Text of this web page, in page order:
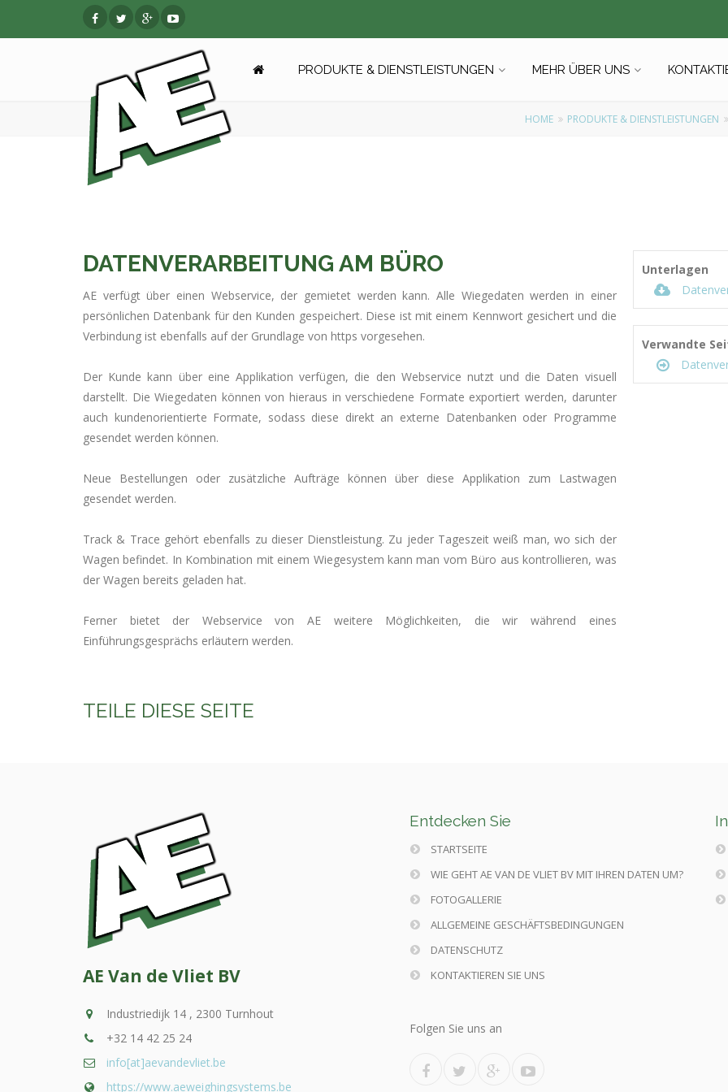
PRODUKTE & DIENSTLEISTUNGEN MEHR ÜBER UNS
HOME PRODUKTE & DIENSTLEISTUNGEN
DATENVERARBEITUNG AM BÜRO
AE verfügt über einen Webservice, der gemietet werden kann. Alle Wiegedaten werden in einer
persönlichen Datenbank für den Kunden gespeichert. Diese ist mit einem Kennwort gesichert und die
Verbindung ist ebenfalls auf der Grundlage von https vorgesehen.
Der Kunde kann über eine Applikation verfügen, die den Webservice nutzt und die Daten visuell
darstellt. Die Wiegedaten können von hieraus in verschiedene Formate exportiert werden, darunter
auch kundenorientierte Formate, sodass diese direkt an externe Datenbanken oder Programme
gesendet werden können.
Neue Bestellungen oder zusätzliche Aufträge können über diese Applikation zum Lastwagen
gesendet werden.
Track & Trace gehört ebenfalls zu dieser Dienstleistung. Zu jeder Tageszeit weiß man, wo sich der
Wagen befindet. In Kombination mit einem Wiegesystem kann man vom Büro aus kontrollieren, was
der Wagen bereits geladen hat.
Ferner bietet der Webservice von AE weitere Möglichkeiten, die wir während eines
Einführungsgesprächs erläutern werden.
Unterlagen
Verwandte
TEILE DIESE SEITE
AE Van de Vliet BV
Industriedijk 14 , 2300 Turnhout
+32 14 42 25 24
info[at]aevandevliet.be
https://www.aeweighingsystems.be
Entdecken Sie
STARTSEITE
WIE GEHT AE VAN DE VLIET BV MIT IHREN DATEN UM?
FOTOGALLERIE
ALLGEMEINE GESCHÄFTSBEDINGUNGEN
DATENSCHUTZ
KONTAKTIEREN SIE UNS
Folgen Sie uns an